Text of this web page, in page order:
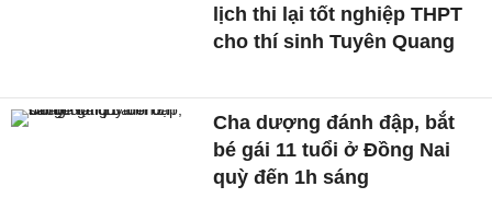
lịch thi lại tốt nghiệp THPT
cho thí sinh Tuyên Quang
Cha dượng đánh đập, bắt
bé gái 11 tuổi ở Đồng Nai
quỳ đến 1h sáng